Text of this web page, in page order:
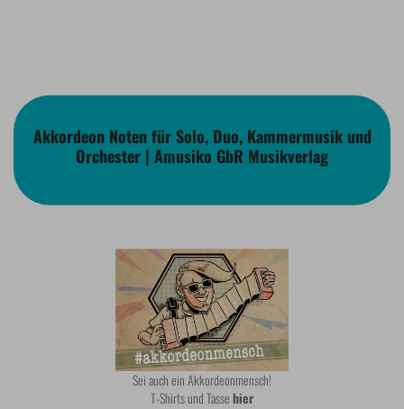
Akkordeon Noten für Solo, Duo, Kammermusik und
Orchester | Amusiko GbR Musikverlag
Sei auch ein Akkordeonmensch!
T-Shirts und Tassehier